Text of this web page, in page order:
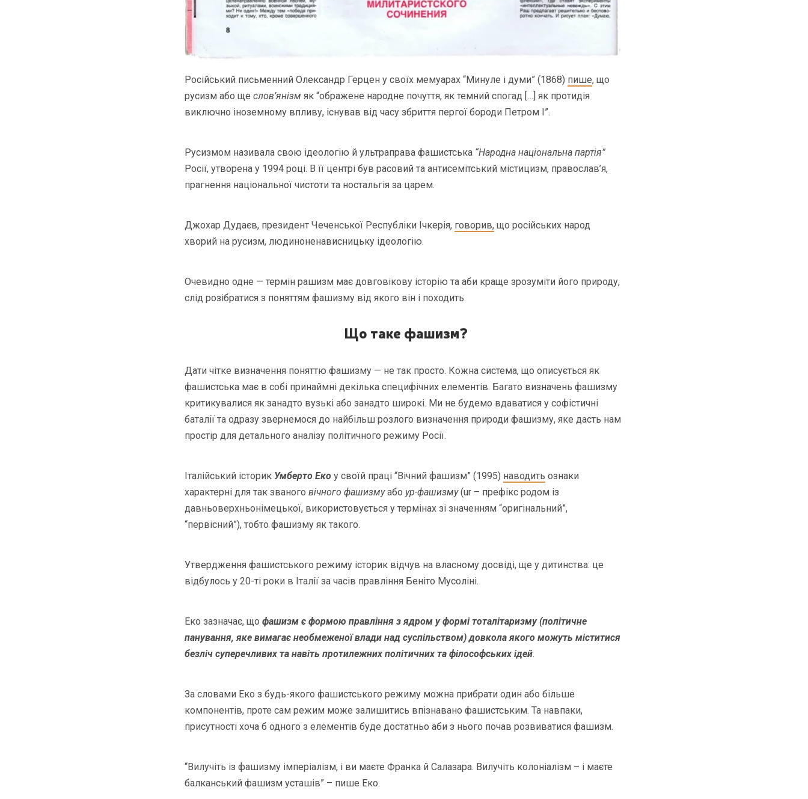
Російський письменний Олександр Герцен у своїх мемуарах “Минуле і думи” (1868) пише, що
русизм або ще слов’янізм як “ображене народне почуття, як темний спогад […] як протидія
виключно іноземному впливу, існував від часу збриття пергої бороди Петром І”.
Русизмом називала свою ідеологію й ультраправа фашистська “Народна національна партія”
Росії, утворена у 1994 році. В її центрі був расовий та антисемітський містицизм, православ’я,
прагнення національної чистоти та ностальгія за царем.
Джохар Дудаєв, президент Чеченської Республіки Ічкерія, говорив, що російських народ
хворий на русизм, людиноненависницьку ідеологію.
Очевидно одне — термін рашизм має довговікову історію та аби краще зрозуміти його природу,
слід розібратися з поняттям фашизму від якого він і походить.
Що таке фашизм?
Дати чітке визначення поняттю фашизму — не так просто. Кожна система, що описується як
фашистська має в собі принаймні декілька специфічних елементів. Багато визначень фашизму
критикувалися як занадто вузькі або занадто широкі. Ми не будемо вдаватися у софістичні
баталії та одразу звернемося до найбільш розлого визначення природи фашизму, яке дасть нам
простір для детального аналізу політичного режиму Росії.
Італійський історик Умберто Еко у своїй праці “Вічний фашизм” (1995) наводить ознаки
характерні для так званого вічного фашизмуабо ур-фашизму(ur – префікс родом із
давньоверхньонімецької, використовується у термінах зі значенням “оригінальний”,
“первісний”), тобто фашизму як такого.
Утвердження фашистського режиму історик відчув на власному досвіді, ще у дитинства: це
відбулось у 20-ті роки в Італії за часів правління Беніто Мусоліні.
Еко зазначає, що фашизм є формою правління з ядром у формі тоталітаризму (політичне
панування, яке вимагає необмеженої влади над суспільством) довкола якого можуть міститися
безліч суперечливих та навіть протилежних політичних та філософських ідей.
За словами Еко з будь-якого фашистського режиму можна прибрати один або більше
компонентів, проте сам режим може залишитись впізнавано фашистським. Та навпаки,
присутності хоча б одного з елементів буде достатньо аби з нього почав розвиватися фашизм.
“Вилучіть із фашизму імперіалізм, і ви маєте Франка й Салазара. Вилучіть колоніалізм – і маєте
балканський фашизм усташів” – пише Еко.